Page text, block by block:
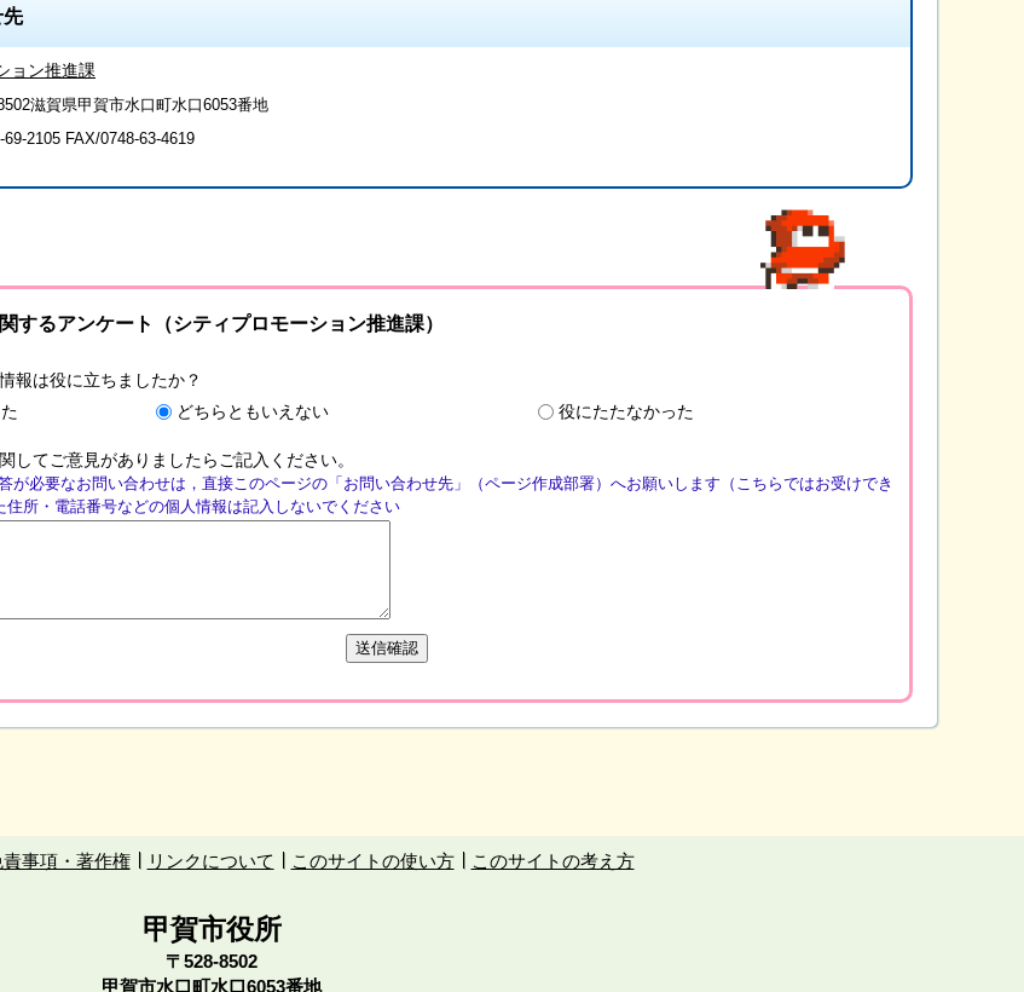
先
ョン推進課
滋賀県甲賀市水口町水口6053番地
69-2105 FAX/0748-63-4619
するアンケート（シティプロモーション推進課）
報は役に立ちましたか？
どちらともいえない 役にたたなかった
してご意見がありましたらご記入ください。
答が必要なお問い合わせは，直接このページの「お問い合わせ先」（ページ作成部署）へお願いします（こちらではお受けでき
住所・電話番号などの個人情報は記入しないでください
責事項・著作権 リンクについて このサイトの使い方 このサイトの考え方
甲賀市役所
〒528-8502
甲賀市水口町水口6053番地